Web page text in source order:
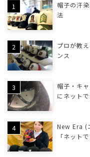
帽子の汗
法
プロが教
ンス
帽子・キ
にネット
New Era (
「ネット